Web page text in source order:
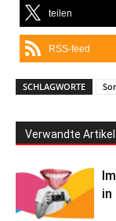
teilen
RSS-feed
SCHLAGWORTE
Verwandte Artikel
in